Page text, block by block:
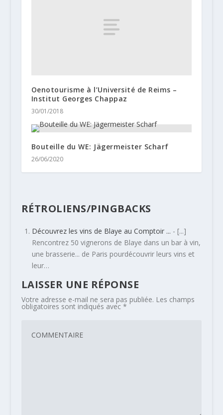
Oenotourisme à l’Université de Reims –
Institut Georges Chappaz
30/01/2018
Bouteille du WE: Jägermeister Scharf
26/06/2020
RÉTROLIENS/PINGBACKS
Découvrez les vins de Blaye au Comptoir ... - [...]
Rencontrez 50 vignerons de Blaye dans un bar à vin,
une brasserie... de Paris pourdécouvrir leurs vins et
leur…
LAISSER UNE RÉPONSE
Votre adresse e-mail ne sera pas publiée. Les champs
obligatoires sont indiqués avec *